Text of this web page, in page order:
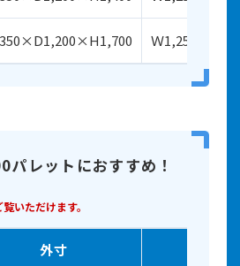
Ｗ
レットにおすすめ！
いただけます。
外寸